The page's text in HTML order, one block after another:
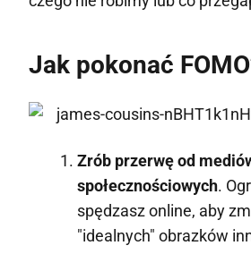
Jak pokonać
Zrób przerwę od
społecznościowych.
spędzasz online, aby
"idealnych" obrazków